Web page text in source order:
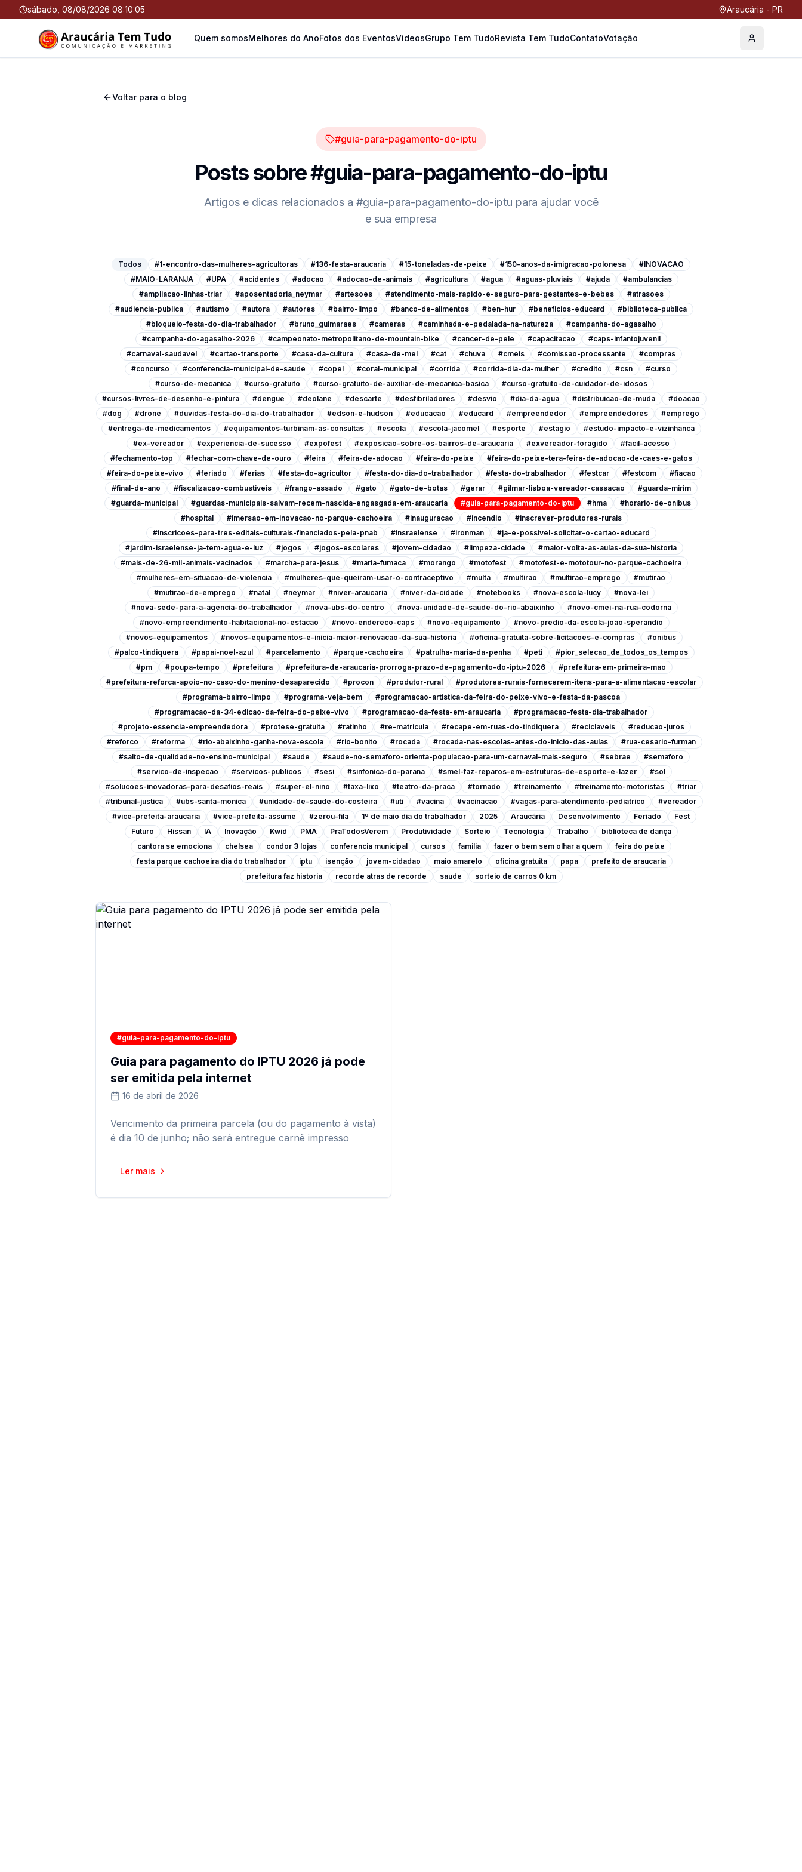
sábado, 08/08/2026 08:10:06 Araucária - PR
Quem somosMelhores do AnoFotos dos EventosVídeosGrupo Tem TudoRevista Tem TudoContatoVotação Perfil
Voltar para o blog
#guia-para-pagamento-do-iptu
Posts sobre#guia-para-pagamento-do-iptu
Artigos e dicas relacionados a #guia-para-pagamento-do-iptu para ajudar você
e sua empresa
Todos #1-encontro-das-mulheres-agricultoras #136-festa-araucaria #15-toneladas-de-peixe #150-anos-da-imigracao-polonesa
#INOVACAO
#MAIO-LARANJA
#UPA #acidentes #adocao #adocao-de-animais #agricultura #agua #aguas-pluviais #ajuda
#ambulancias
#ampliacao-linhas-triar
#aposentadoria_neymar #artesoes #atendimento-mais-rapido-e-seguro-para-gestantes-e-bebes
#atrasoes
#audiencia-publica
#autismo #autora #autores #bairro-limpo #banco-de-alimentos #ben-hur #beneficios-educard
#biblioteca-publica
#bloqueio-festa-do-dia-trabalhador
#bruno_guimaraes #cameras #caminhada-e-pedalada-na-natureza
#campanha-do-agasalho
#campanha-do-agasalho-2026
#campeonato-metropolitano-de-mountain-bike #cancer-de-pele #capacitacao
#caps-infantojuvenil
#carnaval-saudavel
#cartao-transporte #casa-da-cultura #casa-de-mel #cat #chuva #cmeis #comissao-processante
#compras
#concurso
#conferencia-municipal-de-saude #copel #coral-municipal #corrida #corrida-dia-da-mulher #credito #csn
#curso
#curso-de-mecanica
#curso-gratuito #curso-gratuito-de-auxiliar-de-mecanica-basica
#curso-gratuito-de-cuidador-de-idosos
#cursos-livres-de-desenho-e-pintura
#dengue #deolane #descarte #desfibriladores #desvio #dia-da-agua #distribuicao-de-muda
#doacao
#dog
#drone #duvidas-festa-do-dia-do-trabalhador #edson-e-hudson #educacao #educard #empreendedor #empreendedores
#emprego
#entrega-de-medicamentos
#equipamentos-turbinam-as-consultas #escola #escola-jacomel #esporte #estagio
#estudo-impacto-e-vizinhanca
#ex-vereador
#experiencia-de-sucesso #expofest #exposicao-sobre-os-bairros-de-araucaria #exvereador-foragido
#facil-acesso
#fechamento-top
#fechar-com-chave-de-ouro #feira #feira-de-adocao #feira-do-peixe
#feira-do-peixe-tera-feira-de-adocao-de-caes-e-gatos
#feira-do-peixe-vivo
#feriado #ferias #festa-do-agricultor #festa-do-dia-do-trabalhador #festa-do-trabalhador #festcar #festcom
#fiacao
#final-de-ano
#fiscalizacao-combustiveis #frango-assado #gato #gato-de-botas #gerar #gilmar-lisboa-vereador-cassacao
#guarda-mirim
#guarda-municipal
#guardas-municipais-salvam-recem-nascida-engasgada-em-araucaria #guia-para-pagamento-do-iptu #hma
#horario-de-onibus
#hospital
#imersao-em-inovacao-no-parque-cachoeira #inauguracao #incendio
#inscrever-produtores-rurais
#inscricoes-para-tres-editais-culturais-financiados-pela-pnab
#insraelense #ironman
#ja-e-possivel-solicitar-o-cartao-educard
#jardim-israelense-ja-tem-agua-e-luz
#jogos #jogos-escolares #jovem-cidadao #limpeza-cidade
#maior-volta-as-aulas-da-sua-historia
#mais-de-26-mil-animais-vacinados
#marcha-para-jesus #maria-fumaca #morango #motofest
#motofest-e-mototour-no-parque-cachoeira
#mulheres-em-situacao-de-violencia
#mulheres-que-queiram-usar-o-contraceptivo #multa #multirao #multirao-emprego
#mutirao
#mutirao-de-emprego
#natal #neymar #niver-araucaria #niver-da-cidade #notebooks #nova-escola-lucy
#nova-lei
#nova-sede-para-a-agencia-do-trabalhador
#nova-ubs-do-centro #nova-unidade-de-saude-do-rio-abaixinho
#novo-cmei-na-rua-codorna
#novo-empreendimento-habitacional-no-estacao
#novo-endereco-caps #novo-equipamento
#novo-predio-da-escola-joao-sperandio
#novos-equipamentos
#novos-equipamentos-e-inicia-maior-renovacao-da-sua-historia #oficina-gratuita-sobre-licitacoes-e-compras
#onibus
#palco-tindiquera
#papai-noel-azul #parcelamento #parque-cachoeira #patrulha-maria-da-penha #peti
#pior_selecao_de_todos_os_tempos
#pm
#poupa-tempo #prefeitura #prefeitura-de-araucaria-prorroga-prazo-de-pagamento-do-iptu-2026
#prefeitura-em-primeira-mao
#prefeitura-reforca-apoio-no-caso-do-menino-desaparecido
#procon #produtor-rural
#produtores-rurais-fornecerem-itens-para-a-alimentacao-escolar
#programa-bairro-limpo
#programa-veja-bem
#programacao-artistica-da-feira-do-peixe-vivo-e-festa-da-pascoa
#programacao-da-34-edicao-da-feira-do-peixe-vivo
#programacao-da-festa-em-araucaria
#programacao-festa-dia-trabalhador
#projeto-essencia-empreendedora
#protese-gratuita #ratinho #re-matricula #recape-em-ruas-do-tindiquera #reciclaveis
#reducao-juros
#reforco
#reforma #rio-abaixinho-ganha-nova-escola #rio-bonito #rocada #rocada-nas-escolas-antes-do-inicio-das-aulas
#rua-cesario-furman
#salto-de-qualidade-no-ensino-municipal
#saude #saude-no-semaforo-orienta-populacao-para-um-carnaval-mais-seguro #sebrae
#semaforo
#servico-de-inspecao
#servicos-publicos #sesi #sinfonica-do-parana #smel-faz-reparos-em-estruturas-de-esporte-e-lazer
#sol
#solucoes-inovadoras-para-desafios-reais
#super-el-nino #taxa-lixo #teatro-da-praca #tornado #treinamento #treinamento-motoristas
#triar
#tribunal-justica
#ubs-santa-monica #unidade-de-saude-do-costeira #uti #vacina #vacinacao #vagas-para-atendimento-pediatrico
#vereador
#vice-prefeita-araucaria
#vice-prefeita-assume #zerou-fila 1º de maio dia do trabalhador 2025 Araucária Desenvolvimento Feriado
Fest
Futuro
Hissan IA Inovação Kwid PMA PraTodosVerem Produtividade Sorteio Tecnologia Trabalho
biblioteca de dança
cantora se emociona
chelsea condor 3 lojas conferencia municipal cursos familia fazer o bem sem olhar a quem
feira do peixe
festa parque cachoeira dia do trabalhador
iptu isenção jovem-cidadao maio amarelo oficina gratuita papa
prefeito de araucaria
prefeitura faz historia
recorde atras de recorde saude sorteio de carros 0 km
#guia-para-pagamento-do-iptu
Guia para pagamento do IPTU 2026 já pode
ser emitida pela internet
16 de abril de 2026
Vencimento da primeira parcela (ou do pagamento à vista)
é dia 10 de junho; não será entregue carnê impresso
Ler mais